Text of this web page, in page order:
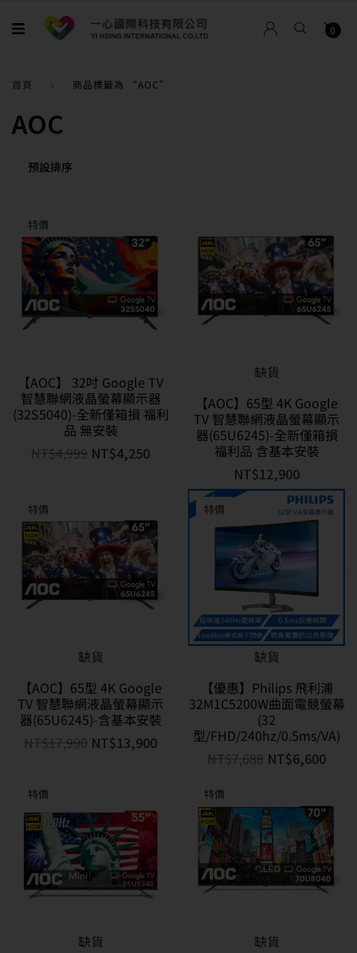
0
首頁 商品標籤為 “AOC”
AOC
特價
【AOC】 32吋 Google TV
智慧聯網液晶螢幕顯示器
(32S5040)-全新僅箱損 福利
品 無安裝
NT$4,999 NT$4,250
缺貨
【AOC】65型 4K Google
TV 智慧聯網液晶螢幕顯示
器(65U6245)-全新僅箱損
福利品 含基本安裝
NT$12,900
特價
缺貨
【AOC】65型 4K Google
TV 智慧聯網液晶螢幕顯示
器(65U6245)-含基本安裝
NT$17,990 NT$13,900
特價
缺貨
【優惠】Philips 飛利浦
32M1C5200W曲面電競螢幕
(32
型/FHD/240hz/0.5ms/VA)
NT$7,688 NT$6,600
特價
缺貨
特價
缺貨